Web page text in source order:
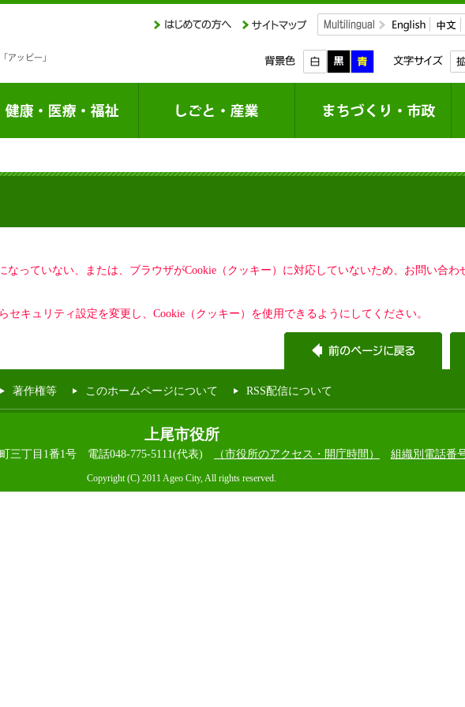
なっていない、または、ブラウザがCookie（クッキー）に対応していないため、お問い合
キュリティ設定を変更し、Cookie（クッキー）を使用できるようにしてください。
著作権等 このホームページについて RSS配信について
上尾市役所
三丁目1番1号 電話048-775-5111(代表) （市役所のアクセス・開庁時間） 組織別電話番
Copyright (C) 2011 Ageo City, All rights reserved.